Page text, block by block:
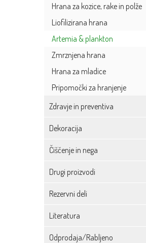
Hrana za kozice, rake in polže
Liofilizirana hrana
Artemia & plankton
Zmrznjena hrana
Hrana za mladice
Pripomočki za hranjenje
Zdravje in preventiva
Dekoracija
Čiščenje in nega
Drugi proizvodi
Rezervni deli
Literatura
Odprodaja/Rabljeno